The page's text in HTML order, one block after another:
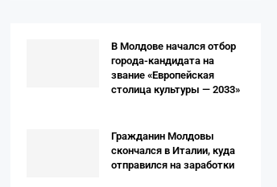
В Молдове начался отбор
города-кандидата на
звание «Европейская
столица культуры — 2033»
Гражданин Молдовы
скончался в Италии, куда
отправился на заработки